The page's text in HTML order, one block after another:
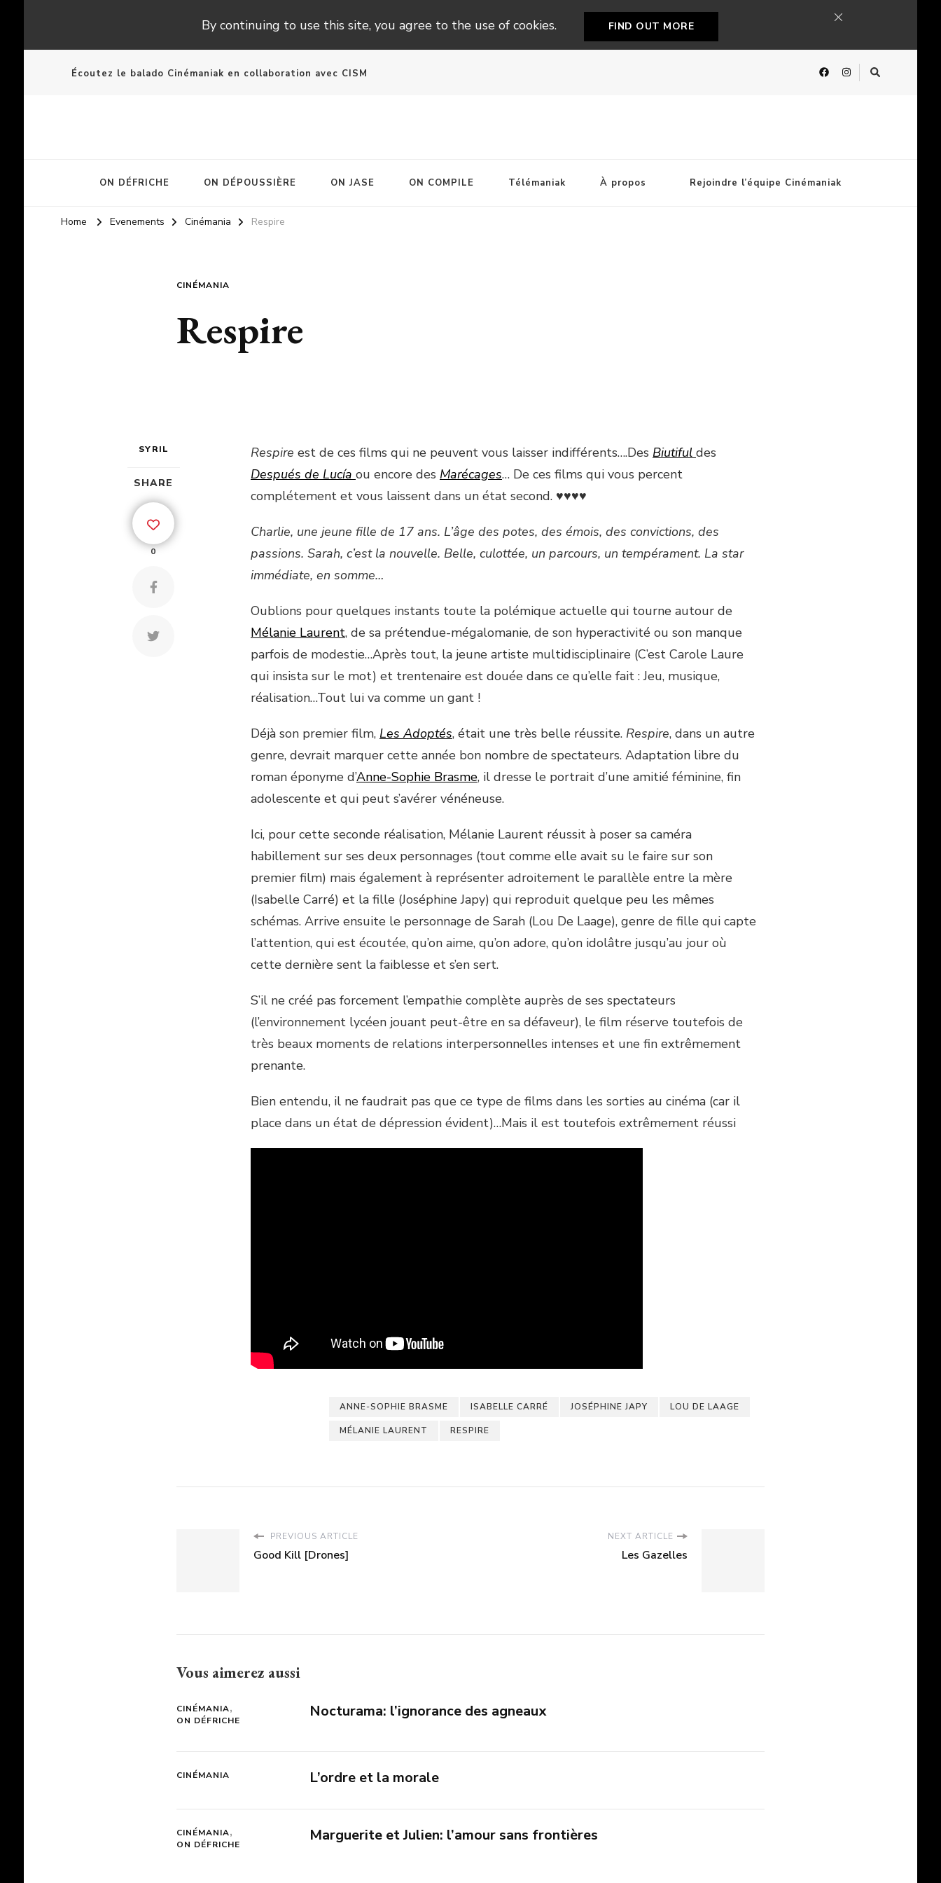
By continuing to use this site, you agree to the use of cookies. FIND OUT MORE
Écoutez le balado Cinémaniak en collaboration avec CISM
ON DÉFRICHE ON DÉPOUSSIÈRE ON JASE ON COMPILE Télémaniak À propos Rejoindre l’équipe Cinémaniak
Home Evenements Cinémania Respire
CINÉMANIA
Respire
SYRIL
SHARE
0
Respire est de ces films qui ne peuvent vous laisser indifférents….Des Biutiful des
Después de Lucía ou encore des Marécages… De ces films qui vous percent
complétement et vous laissent dans un état second. ♥♥♥♥
Charlie, une jeune fille de 17 ans. L’âge des potes, des émois, des convictions, des
passions. Sarah, c’est la nouvelle. Belle, culottée, un parcours, un tempérament. La star
immédiate, en somme…
Oublions pour quelques instants toute la polémique actuelle qui tourne autour de
Mélanie Laurent, de sa prétendue-mégalomanie, de son hyperactivité ou son manque
parfois de modestie…Après tout, la jeune artiste multidisciplinaire (C’est Carole Laure
qui insista sur le mot) et trentenaire est douée dans ce qu’elle fait : Jeu, musique,
réalisation…Tout lui va comme un gant !
Déjà son premier film, Les Adoptés, était une très belle réussite. Respire, dans un autre
genre, devrait marquer cette année bon nombre de spectateurs. Adaptation libre du
roman éponyme d’Anne-Sophie Brasme, il dresse le portrait d’une amitié féminine, fin
adolescente et qui peut s’avérer vénéneuse.
Ici, pour cette seconde réalisation, Mélanie Laurent réussit à poser sa caméra
habillement sur ses deux personnages (tout comme elle avait su le faire sur son
premier film) mais également à représenter adroitement le parallèle entre la mère
(Isabelle Carré) et la fille (Joséphine Japy) qui reproduit quelque peu les mêmes
schémas. Arrive ensuite le personnage de Sarah (Lou De Laage), genre de fille qui capte
l’attention, qui est écoutée, qu’on aime, qu’on adore, qu’on idolâtre jusqu’au jour où
cette dernière sent la faiblesse et s’en sert.
S’il ne créé pas forcement l’empathie complète auprès de ses spectateurs
(l’environnement lycéen jouant peut-être en sa défaveur), le film réserve toutefois de
très beaux moments de relations interpersonnelles intenses et une fin extrêmement
prenante.
Bien entendu, il ne faudrait pas que ce type de films dans les sorties au cinéma (car il
place dans un état de dépression évident)…Mais il est toutefois extrêmement réussi
ANNE-SOPHIE BRASME ISABELLE CARRÉ JOSÉPHINE JAPY LOU DE LAAGE
MÉLANIE LAURENT RESPIRE
PREVIOUS ARTICLE
Good Kill [Drones]
NEXT ARTICLE
Les Gazelles
Vous aimerez aussi
CINÉMANIA
ON DÉFRICHE
Nocturama: l’ignorance des agneaux
CINÉMANIA L’ordre et la morale
CINÉMANIA
ON DÉFRICHE
Marguerite et Julien: l’amour sans frontières